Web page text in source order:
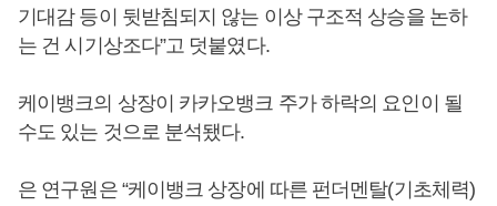
기대감 등이 뒷받침되지 않는 이상 구조적 상승을 논하
는 건 시기상조다”고 덧붙였다.
케이뱅크의 상장이 카카오뱅크 주가 하락의 요인이 될
수도 있는 것으로 분석됐다.
은 연구원은 “케이뱅크 상장에 따른 펀더멘탈(기초체력)